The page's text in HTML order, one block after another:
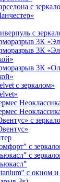
с
с
3К
3К
3К
с зеркалом»
с
с
с
с окном и